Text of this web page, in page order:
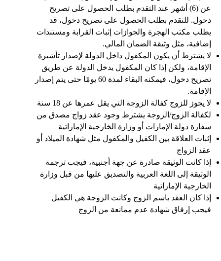
عن (6) أشهر عند التقدم بطلب الحصول على تصريح
دخول. للتقدم بطلب الحصول على تصريح دخول، قد
يطلب مكتب الهجرة والجوازات إثبات القرابة ومستندات
إضافية، مثل وثيقة الضمان المالي.
لا يشترط أن يكون المكفول داخل الدولة لإصدار تأشيرة
الإقامة، ولكن إذا كان المكفول يدخل الدولة عن طريق
تصريح دخول، فيمكنه البقاء لمدة 60 يومًا حتى يتم إصدار
الإقامة.
لا يجوز للزوج كفالة الزوجة التي يقل عمرها عن 18 سنة
لكفالة الزوج/الزوجة يشترط وجود عقد زواج مصدق من
سفارة دولة الإمارات أو وزارة الخارجية الإماراتية
إثبات العلاقة بين الكفيل والمكفول مثل شهادة الميلاد أو
عقد الزواج
إذا كانت الوثيقة صادرة عن جهة أجنبية، فيجب ترجمة
الوثيقة إلى اللغة العربية والتصديق عليها من قبل وزارة
الخارجية الإماراتية
إذا كان العقد باسم الزوج وكانت الزوجة هي الكفيل
فيجب إرفاق شهادة عدم ممانعة من الزوج